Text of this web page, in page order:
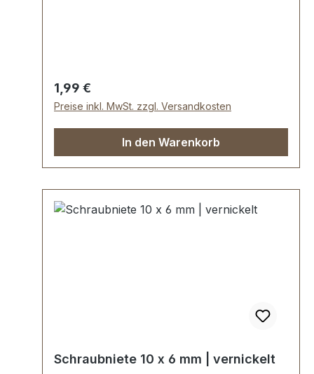
Regulärer Preis:
1,99 €
Preise inkl. MwSt. zzgl. Versandkosten
In den Warenkorb
Schraubniete 10 x 6 mm | vernickelt